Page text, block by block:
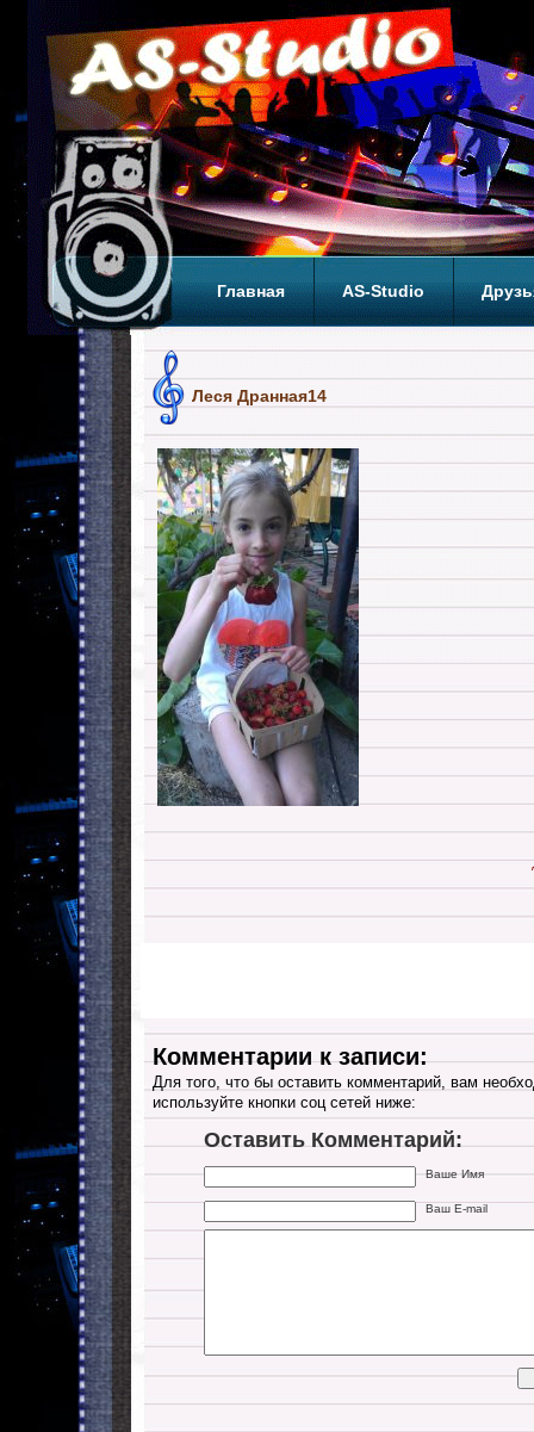
Главная AS-Studio
Леся Дранная14
Комментарии к записи:
Для того, что бы оставить комментарий, вам
используйте кнопки соц сетей ниже:
Оставить Комментарий:
Ваше Имя
Ваш E-mail